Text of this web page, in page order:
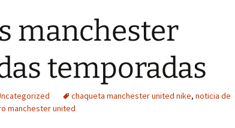
manchester
temporadas
chaqueta manchester united nike, noticia de
manchester united